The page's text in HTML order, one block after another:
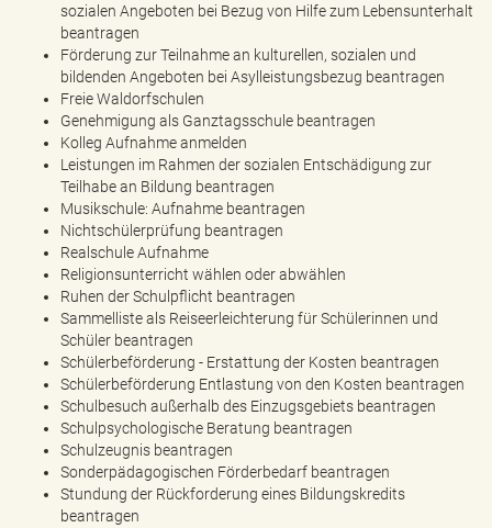
sozialen Angeboten bei Bezug von Hilfe zum Lebensunterhalt
beantragen
Förderung zur Teilnahme an kulturellen, sozialen und
bildenden Angeboten bei Asylleistungsbezug beantragen
Freie Waldorfschulen
Genehmigung als Ganztagsschule beantragen
Kolleg Aufnahme anmelden
Leistungen im Rahmen der sozialen Entschädigung zur
Teilhabe an Bildung beantragen
Musikschule: Aufnahme beantragen
Nichtschülerprüfung beantragen
Realschule Aufnahme
Religionsunterricht wählen oder abwählen
Ruhen der Schulpflicht beantragen
Sammelliste als Reiseerleichterung für Schülerinnen und
Schüler beantragen
Schülerbeförderung - Erstattung der Kosten beantragen
Schülerbeförderung Entlastung von den Kosten beantragen
Schulbesuch außerhalb des Einzugsgebiets beantragen
Schulpsychologische Beratung beantragen
Schulzeugnis beantragen
Sonderpädagogischen Förderbedarf beantragen
Stundung der Rückforderung eines Bildungskredits
beantragen